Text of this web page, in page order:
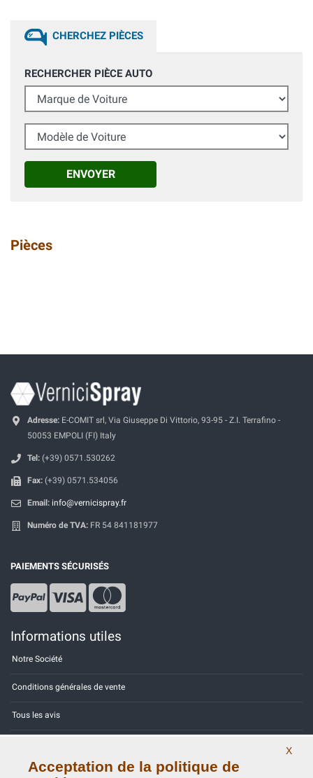
CHERCHEZ PIÈCES
RECHERCHER PIÈCE AUTO
Marque de Voiture
Modèle de Voiture
ENVOYER
Pièces
Adresse: E-COMIT srl, Via Giuseppe Di Vittorio, 93-95 - Z.I. Terrafino -
50053 EMPOLI (FI) Italy
Tel: (+39) 0571.530262
Fax: (+39) 0571.534056
Email: info@vernicispray.fr
Numéro de TVA: FR 54 841181977
PAIEMENTS SÉCURISÉS
Informations utiles
Notre Société
Conditions générales de vente
Tous les avis
Contactez-nous
X
Acceptation de la politique de